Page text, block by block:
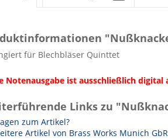
für Blechbläser Quinttet
Notenausgabe ist ausschließlich
Links zu
zum Artikel?
Artikel von Brass Works Munich GbR